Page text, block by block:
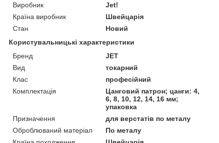
Виробник
Jet!
Країна виробник
Швейцарія
Стан
Новий
Користувальницькі характеристики
Бренд
JET
Вид
токарний
Клас
професійний
Комплектація
Цанговий патрон; цанги: 4,
6, 8, 10, 12, 14, 16 мм;
упаковка
Призначення
для верстатів по металу
Оброблюваний матеріал
По металу